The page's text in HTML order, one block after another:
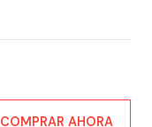
COMPRAR AHORA